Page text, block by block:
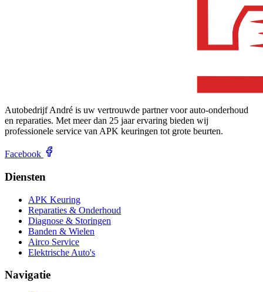
Autobedrijf André is uw vertrouwde partner voor auto-onderhoud
en reparaties. Met meer dan 25 jaar ervaring bieden wij
professionele service van APK keuringen tot grote beurten.
Facebook
Diensten
APK Keuring
Reparaties & Onderhoud
Diagnose & Storingen
Banden & Wielen
Airco Service
Elektrische Auto's
Navigatie